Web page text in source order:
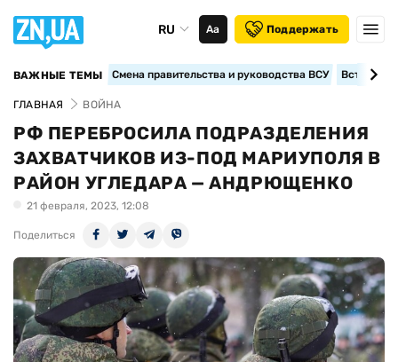
RU Аа Поддержать
ВАЖНЫЕ ТЕМЫ Смена правительства и руководства ВСУ
ГЛАВНАЯ ВОЙНА
РФ ПЕРЕБРОСИЛА ПОДРАЗДЕЛЕНИЯ
ЗАХВАТЧИКОВ ИЗ-ПОД МАРИУПОЛЯ В
РАЙОН УГЛЕДАРА — АНДРЮЩЕНКО
21 февраля, 2023, 12:08
Поделиться